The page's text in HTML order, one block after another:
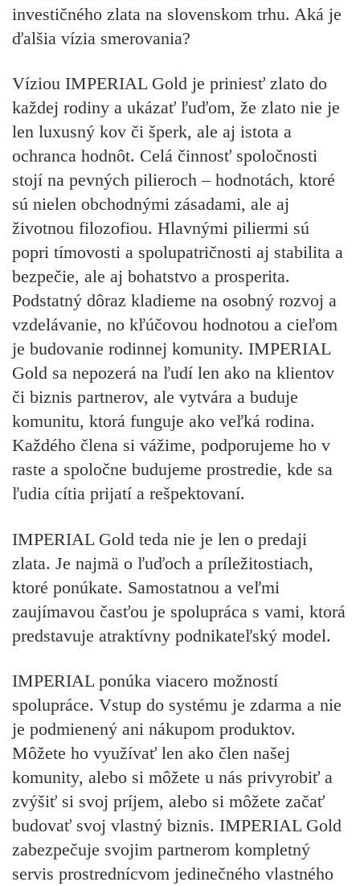
investičného zlata na slovenskom trhu. Aká je
ďalšia vízia smerovania?
Víziou IMPERIAL Gold je priniesť zlato do
každej rodiny a ukázať ľuďom, že zlato nie je
len luxusný kov či šperk, ale aj istota a
ochranca hodnôt. Celá činnosť spoločnosti
stojí na pevných pilieroch – hodnotách, ktoré
sú nielen obchodnými zásadami, ale aj
životnou filozofiou. Hlavnými piliermi sú
popri tímovosti a spolupatričnosti aj stabilita a
bezpečie, ale aj bohatstvo a prosperita.
Podstatný dôraz kladieme na osobný rozvoj a
vzdelávanie, no kľúčovou hodnotou a cieľom
je budovanie rodinnej komunity. IMPERIAL
Gold sa nepozerá na ľudí len ako na klientov
či biznis partnerov, ale vytvára a buduje
komunitu, ktorá funguje ako veľká rodina.
Každého člena si vážime, podporujeme ho v
raste a spoločne budujeme prostredie, kde sa
ľudia cítia prijatí a rešpektovaní.
IMPERIAL Gold teda nie je len o predaji
zlata. Je najmä o ľuďoch a príležitostiach,
ktoré ponúkate. Samostatnou a veľmi
zaujímavou časťou je spolupráca s vami, ktorá
predstavuje atraktívny podnikateľský model.
IMPERIAL ponúka viacero možností
spolupráce. Vstup do systému je zdarma a nie
je podmienený ani nákupom produktov.
Môžete ho využívať len ako člen našej
komunity, alebo si môžete u nás privyrobiť a
zvýšiť si svoj príjem, alebo si môžete začať
budovať svoj vlastný biznis. IMPERIAL Gold
zabezpečuje svojim partnerom kompletný
servis prostrednícvom jedinečného vlastného